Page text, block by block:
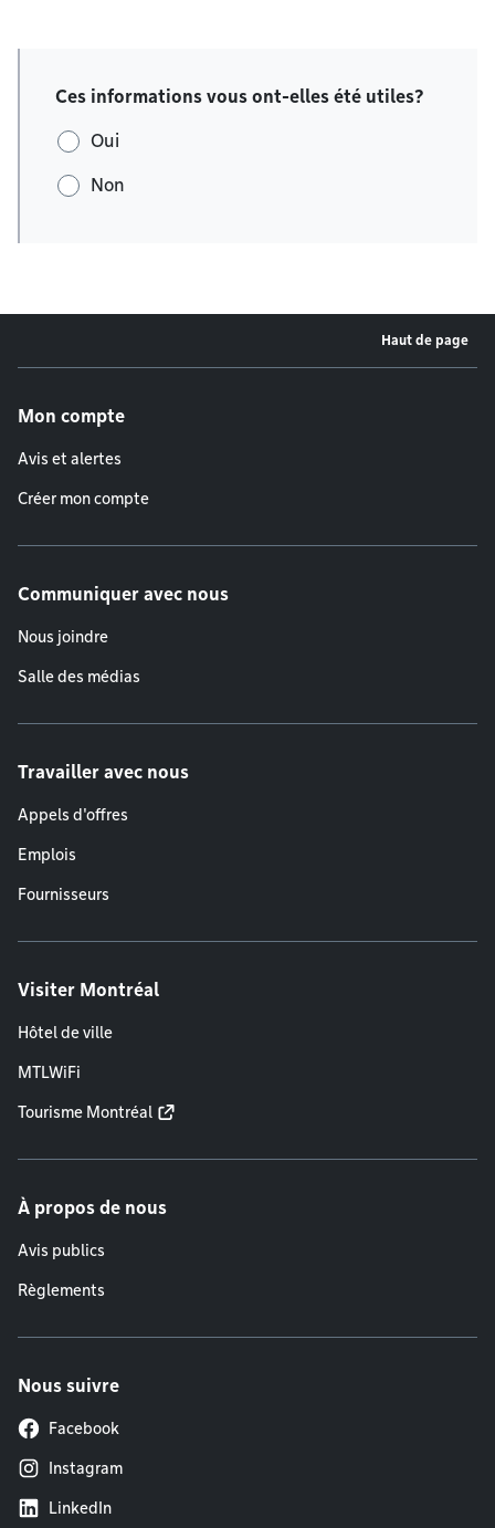
Ces informations vous ont-elles été utiles?
Oui
Non
Haut de page
Mon compte
Avis et alertes
Créer mon compte
Communiquer avec nous
Nous joindre
Salle des médias
Travailler avec nous
Appels d'offres
Emplois
Fournisseurs
Visiter Montréal
Hôtel de ville
MTLWiFi
Tourisme Montréal
À propos de nous
Avis publics
Règlements
Nous suivre
Facebook
Instagram
LinkedIn